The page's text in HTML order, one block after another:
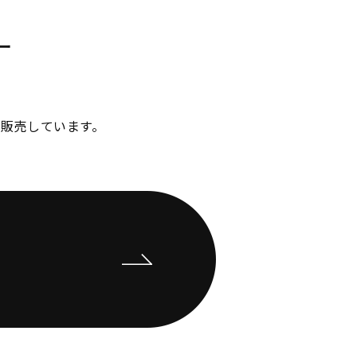
売しています。